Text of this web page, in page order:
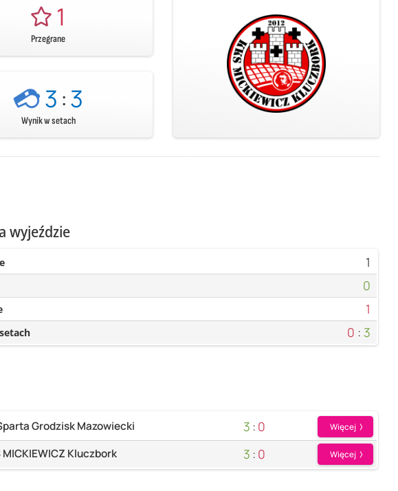
1
Przegrane
3:3
Wynik w setach
wyjeździe
1
0
1
0 : 3
Grodzisk Mazowiecki 3 : 0 Więcej
MICKIEWICZ Kluczbork 3 : 0 Więcej